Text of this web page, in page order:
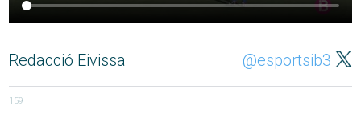
Redacció Eivissa @esportsib3
159